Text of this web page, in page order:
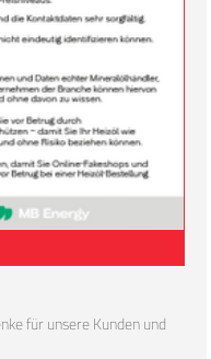
für unsere Kunden und